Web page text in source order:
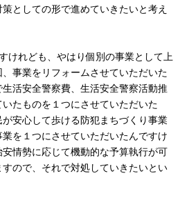
としての形で進めていきたいと考え
れども、やはり個別の事業として上
事業をリフォームさせていただいた
活安全警察費、生活安全警察活動推
たものを１つにさせていただいた
安心して歩ける防犯まちづくり事業
を１つにさせていただいたんですけ
情勢に応じて機動的な予算執行が可
ので、それで対処していきたいとい